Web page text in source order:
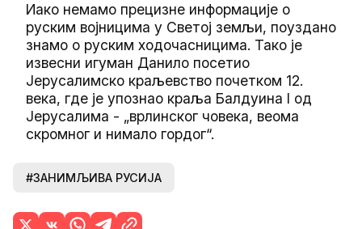
Иако немамо прецизне информације о
руским војницима у Светој земљи, поуздано
знамо о руским ходочасницима. Тако је
извесни игуман Данило посетио
Јерусалимско краљевство почетком 12.
века, где је упознао краља Балдуина I од
Јерусалима - „врлинског човека, веома
скромног и нимало гордог“.
#ЗАНИМЉИВА РУСИЈА